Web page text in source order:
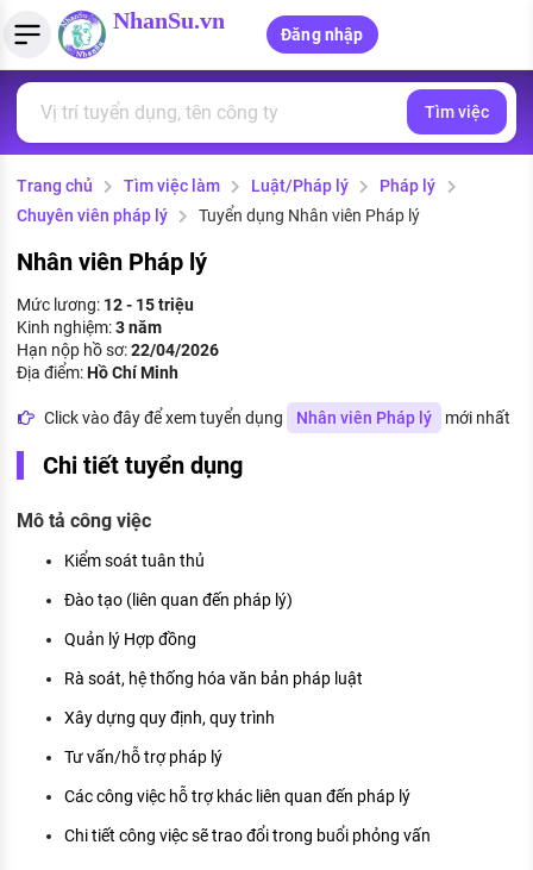
NhanSu.vn
Đăng nhập
Tìm việc làm
Việc làm ngành luật
Việc làm tốt nhất
CÔNG TY
Danh sách nhà tuyển dụng
Nhà tuyển dụng hàng đầu
Quản lý CV
Tải CV lên
MẪU CV THEO STYLE
Mẫu CV đơn giản
Mẫu CV hiện đại
Tính lương Gross - Net
Tính thuế thu nhập cá nhân
PHÁP LUẬT VIỆT NAM
Văn bản pháp luật
Chính sách mới
PHÁP LUẬT LAO ĐỘNG
Lao động và tiền lương
Bảo hiểm và phúc lợi
Thuế thu nhập
Hồ sơ biểu mẫu
Chính sách lao động
KHÁM PHÁ NGHỀ NGHIỆP
Tử vi nghề nghiệp
Kỹ năng nghề nghiệp
HƯỚNG NGHIỆP VIỆC LÀM
Đặc trưng từng nghề
XÂY DỰNG VÀ PHÁT TRIỂN ĐỘI NGŨ
NHÂN SỰ
Tìm việc
Trang chủ Tìm việc làm Luật/Pháp lý
Pháp lý
Chuyên viên pháp lý
Tuyển dụng Nhân viên Pháp lý
Nhân viên Pháp lý
Mức lương: 12 - 15 triệu
Kinh nghiệm:3 năm
Hạn nộp hồ sơ:22/04/2026
Địa điểm:Hồ Chí Minh
Click vào đây để xem tuyển dụng Nhân viên Pháp lý mới nhất
Chi tiết tuyển dụng
Mô tả công việc
Kiểm soát tuân thủ
Đào tạo (liên quan đến pháp lý)
Quản lý Hợp đồng
Rà soát, hệ thống hóa văn bản pháp luật
Xây dựng quy định, quy trình
Tư vấn/hỗ trợ pháp lý
Các công việc hỗ trợ khác liên quan đến pháp lý
Chi tiết công việc sẽ trao đổi trong buổi phỏng vấn